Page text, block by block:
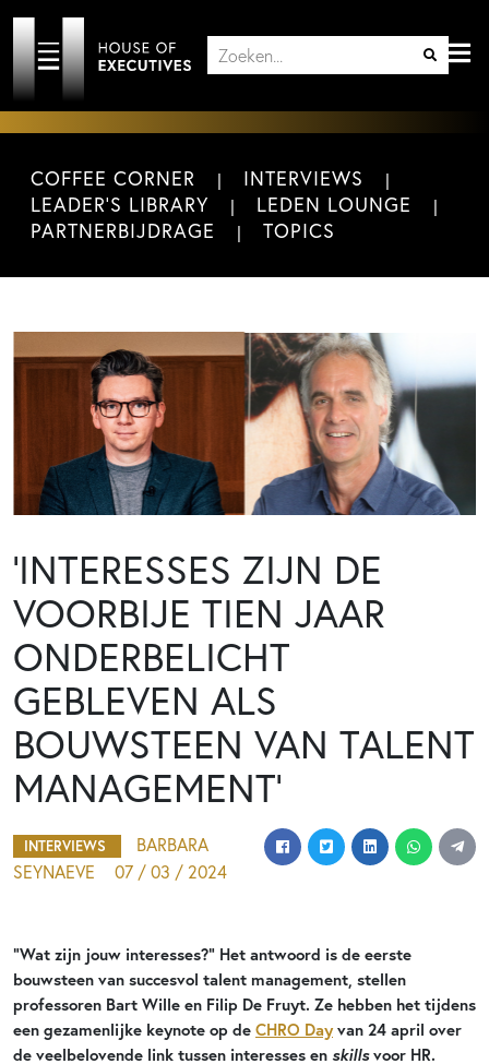
COFFEE CORNER
INTERVIEWS
LEADER'S LIBRARY
LEDEN LOUNGE
PARTNERBIJDRAGE
TOPICS
‘INTERESSES ZIJN DE
VOORBIJE TIEN JAAR
ONDERBELICHT
GEBLEVEN ALS
BOUWSTEEN VAN TALENT
MANAGEMENT’
INTERVIEWS
BARBARA
SEYNAEVE
07 / 03 / 2024
“Wat zijn jouw interesses?” Het antwoord is de eerste
bouwsteen van succesvol talent management, stellen
professoren Bart Wille en Filip De Fruyt. Ze hebben het tijdens
een gezamenlijke keynote op de CHRO Dayvan 24 april over
de veelbelovende link tussen interesses en skillsvoor HR.